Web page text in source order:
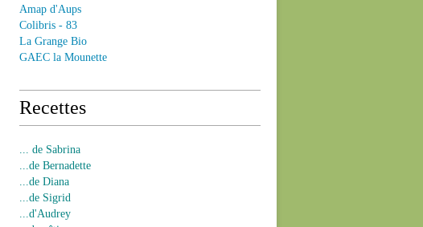
Amap d'Aups
Colibris - 83
La Grange Bio
GAEC la Mounette
Recettes
... de Sabrina
...de Bernadette
...de Diana
...de Sigrid
...d'Audrey